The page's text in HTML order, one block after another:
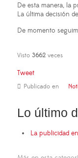
De esta manera, la
La última decisión
De momento
Visto 3662 veces
Tweet
Publicado en
Lo último
La publicidad